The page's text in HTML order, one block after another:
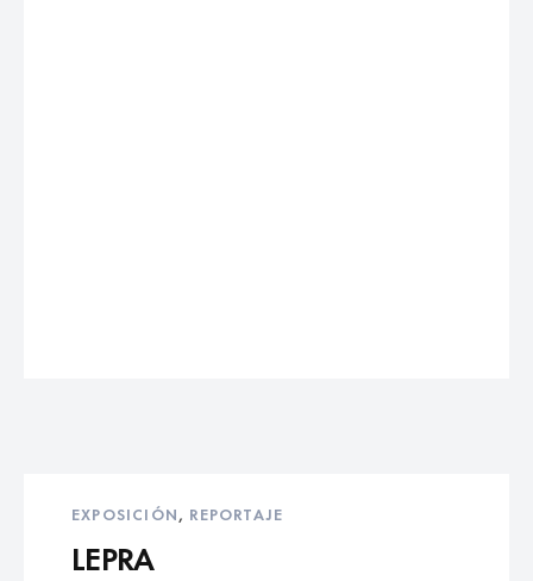
EXPOSICIÓN, REPORTAJE
LEPRA